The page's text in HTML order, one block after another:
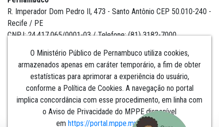
O Ministério Público de Pernambuco utiliza cookies,
armazenados apenas em caráter temporário, a fim de obter
estatísticas para aprimorar a experiência do usuário,
conforme a Política de Cookies. A navegação no portal
implica concordância com esse procedimento, em linha com
o Aviso de Privacidade do MPPE disponível
em https://portal.mppe.mp.br/lgpd.​​​​​​​
R. Imperador Dom Pedro II, 473 - Santo Antônio CEP 50.010-240 -
Recife / PE
CNPJ: 24.417.065/0001-03 / Telefone: (81) 3182-7000
Institucional
Comunicação